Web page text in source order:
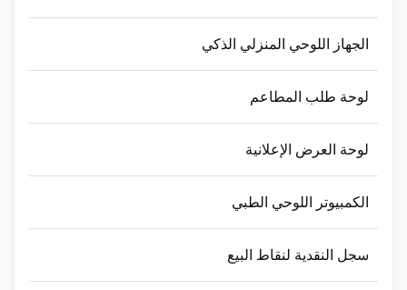
الجهاز اللوحي المنزلي الذكي
لوحة طلب المطاعم
لوحة العرض الإعلانية
الكمبيوتر اللوحي الطبي
سجل النقدية لنقاط البيع